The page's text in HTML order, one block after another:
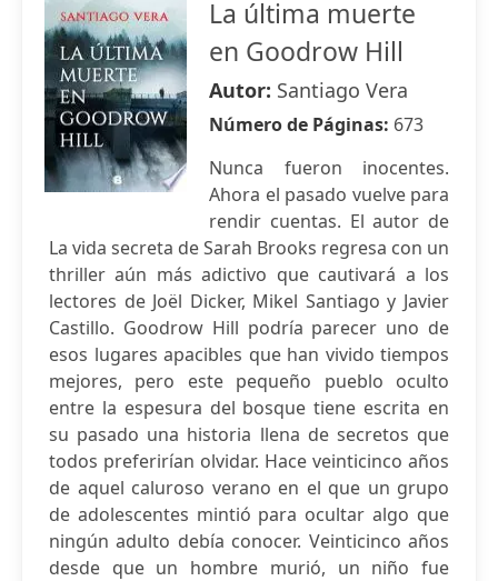
La última muerte
en Goodrow Hill
Autor: Santiago Vera
Número de Páginas: 673
Nunca fueron inocentes.
Ahora el pasado vuelve para
rendir cuentas. El autor de
La vida secreta de Sarah Brooks regresa con un
thriller aún más adictivo que cautivará a los
lectores de Joël Dicker, Mikel Santiago y Javier
Castillo. Goodrow Hill podría parecer uno de
esos lugares apacibles que han vivido tiempos
mejores, pero este pequeño pueblo oculto
entre la espesura del bosque tiene escrita en
su pasado una historia llena de secretos que
todos preferirían olvidar. Hace veinticinco años
de aquel caluroso verano en el que un grupo
de adolescentes mintió para ocultar algo que
ningún adulto debía conocer. Veinticinco años
desde que un hombre murió, un niño fue